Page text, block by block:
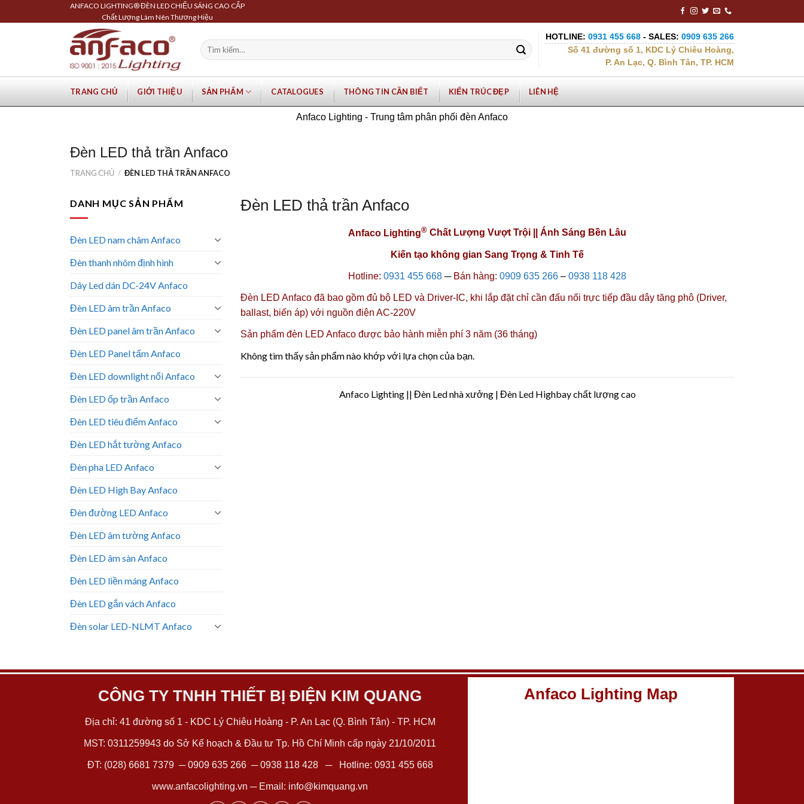
to
ANFACO LIGHTING® ĐÈN LED CHIẾU SÁNG CAO CẤP
Chất Lượng Làm Nên Thương Hiệu
Tìm
kiếm:
HOTLINE: 0931 455 668 - SALES: 0909 635 266
Số 41 đường số 1, KDC Lý Chiêu Hoàng,
P. An Lạc, Q. Bình Tân, TP. HCM
TRANG CHỦ GIỚI THIỆU SẢN PHẨM CATALOGUES THÔNG TIN CẦN BIẾT KIẾN TRÚC ĐẸP LIÊN HỆ
Anfaco Lighting - Trung tâm phân phối đèn Anfaco
Đèn LED thả trần Anfaco
TRANG CHỦ / ĐÈN LED THẢ TRẦN ANFACO
DANH MỤC SẢN PHẨM
Đèn LED nam châm Anfaco
Đèn thanh nhôm định hình
Dây Led dán DC-24V Anfaco
Đèn LED âm trần Anfaco
Đèn LED panel âm trần Anfaco
Đèn LED Panel tấm Anfaco
Đèn LED downlight nổi Anfaco
Đèn LED ốp trần Anfaco
Đèn LED tiêu điểm Anfaco
Đèn LED hắt tường Anfaco
Đèn pha LED Anfaco
Đèn LED High Bay Anfaco
Đèn đường LED Anfaco
Đèn LED âm tường Anfaco
Đèn LED âm sàn Anfaco
Đèn LED liền máng Anfaco
Đèn LED gắn vách Anfaco
Đèn solar LED-NLMT Anfaco
Đèn LED thả trần Anfaco
Anfaco Lighting® Chất Lượng Vượt Trội || Ánh Sáng Bền Lâu
Kiến tạo không gian Sang Trọng & Tinh Tế
Hotline: 0931 455 668 ─Bán hàng: 0909 635 266 – 0938 118 428
Đèn LED Anfaco đã bao gồm đủ bộ LED và Driver-IC, khi lắp đặt chỉ cần đấu nối trực tiếp đầu dây tăng phô (Driver,
ballast, biến áp) với nguồn điện AC-220V
Sản phẩm đèn LED Anfaco được bảo hành miễn phí 3 năm (36 tháng)
Không tìm thấy sản phẩm nào khớp với lựa chọn của bạn.
Anfaco Lighting || Đèn Led nhà xưởng | Đèn Led Highbay chất lượng cao
CÔNG TY TNHH THIẾT BỊ ĐIỆN KIM QUANG
Địa chỉ: 41 đường số 1 - KDC Lý Chiêu Hoàng - P. An Lạc (Q. Bình Tân) - TP. HCM
MST: 0311259943 do Sở Kế hoạch & Đầu tư Tp. Hồ Chí Minh cấp ngày 21/10/2011
ĐT: (028) 6681 7379 ─0909 635 266─0938 118 428─ Hotline: 0931 455 668
www.anfacolighting.vn ─ Email: info@kimquang.vn
Anfaco Lighting Map